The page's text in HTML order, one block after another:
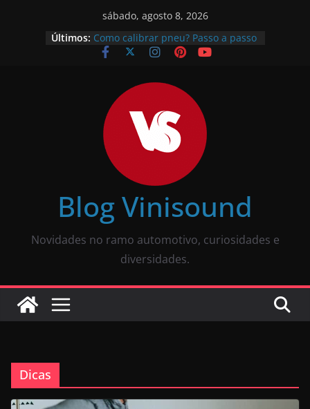
sábado, agosto 8, 2026
Últimos:
O que é pneu remold? É seguro?
Vale a pena?
Como calibrar pneu? Passo a passo
JBL Wave Buds é bom? Uma review
completa
O som automotivo Pioneer é bom?
Review completa
Som para carros com bluetooth e
tela: como escolher?
Blog Vinisound
Novidades no ramo automotivo, curiosidades e
diversidades.
Dicas